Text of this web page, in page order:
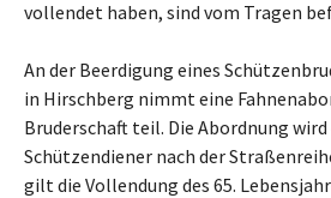
vollendet haben, sind vom Tragen
An der Beerdigung eines
in Hirschberg nimmt eine
Bruderschaft teil. Die Abordnung
Schützendiener nach der
gilt die Vollendung des 65.